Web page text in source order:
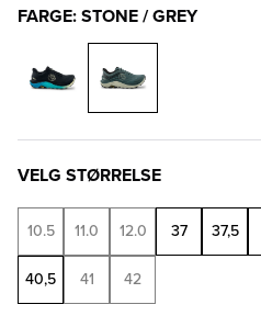
FARGE: STONE / GREY
VELG STØRRELSE
10.5 11.0 12.0 37 37,5
40,5 41 42